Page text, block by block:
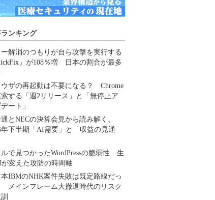
ンキング
解消のつもりが自ら攻撃を実行する
」が108％増 日本の割合が最多
ウザの再起動は不要になる？ Chrome
する「週2リリース」と「無停止ア
ート」
とNECの決算会見から読み解く、
年下半期「AI需要」と「収益の見通
ルで見つかったWordPressの脆弱性 生
変えた攻防の時間軸
本IBMのNHK案件失敗は既定路線だっ
メインフレーム大撤退時代のリスク